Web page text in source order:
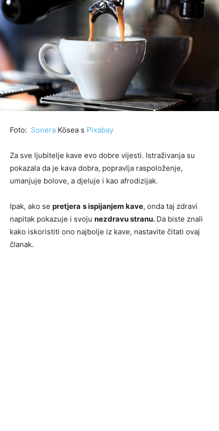
Foto: Sonera Kösea s Pixabay
Za sve ljubitelje kave evo dobre vijesti. Istraživanja su
pokazala da je kava dobra, popravlja raspoloženje,
umanjuje bolove, a djeluje i kao afrodizijak.
Ipak, ako se pretjera s ispijanjem kave, onda taj zdravi
napitak pokazuje i svoju nezdravu stranu. Da biste znali
kako iskoristiti ono najbolje iz kave, nastavite čitati ovaj
članak.